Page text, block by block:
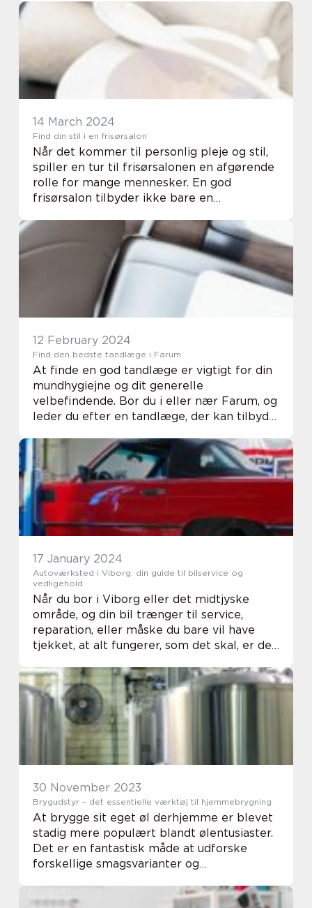
effektivitet har Makita etableret sig som en
14 March 2024
Find din stil i en frisørsalon
Når det kommer til personlig pleje og stil,
spiller en tur til frisørsalonen en afgørende
rolle for mange mennesker. En god
frisørsalon tilbyder ikke bare en
professionel r&arin...
12 February 2024
Find den bedste tandlæge i Farum
At finde en god tandlæge er vigtigt for din
mundhygiejne og dit generelle
velbefindende. Bor du i eller nær Farum, og
leder du efter en tandlæge, der kan tilbyde
både effektive og behagelige? I dette
indlæg v...
17 January 2024
Autoværksted i Viborg: din guide til bilservice og
vedligehold
Når du bor i Viborg eller det midtjyske
område, og din bil trænger til service,
reparation, eller måske du bare vil have
tjekket, at alt fungerer, som det skal, er det
At vælge det rette værksted til din b...
30 November 2023
Brygudstyr – det essentielle værktøj til hjemmebrygning
At brygge sit eget øl derhjemme er blevet
stadig mere populært blandt ølentusiaster.
Det er en fantastisk måde at udforske
forskellige smagsvarianter og
ingredienser. Men før man kaster ...